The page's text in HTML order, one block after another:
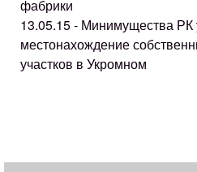
фабрики
13.05.15 - Минимущества РК
местонахождение
участков в Укромном